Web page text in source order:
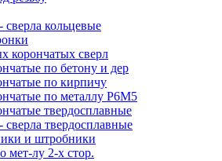
кольцевые
корончатых сверл
по бетону и дер
по кирпичу
по металлу Р6М5
твердосплавные
твердосплавные
и штробники
мет-лу 2-х стор.